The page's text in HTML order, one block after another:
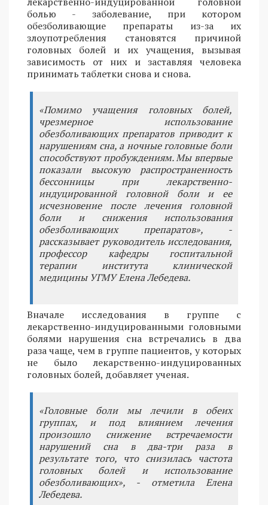
болью - заболевание, при котором
обезболивающие препараты из-за их
злоупотребления становятся причиной
головных болей и их учащения, вызывая
зависимость от них и заставляя человека
принимать таблетки снова и снова.
«Помимо учащения головных болей,
чрезмерное использование
обезболивающих препаратов приводит к
нарушениям сна, а ночные головные боли
способствуют пробуждениям. Мы впервые
показали высокую распространенность
бессонницы при лекарственно-
индуцированной головной боли и ее
исчезновение после лечения головной
боли и снижения использования
обезболивающих препаратов», -
рассказывает руководитель исследования,
профессор кафедры госпитальной
терапии института клинической
медицины УГМУ Елена Лебедева.
Вначале исследования в группе с
лекарственно-индуцированными головными
болями нарушения сна встречались в два
раза чаще, чем в группе пациентов, у которых
не было лекарственно-индуцированных
головных болей, добавляет ученая.
«Головные боли мы лечили в обеих
группах, и под влиянием лечения
произошло снижение встречаемости
нарушений сна в два-три раза в
результате того, что снизилась частота
головных болей и использование
обезболивающих», - отметила Елена
Лебедева.